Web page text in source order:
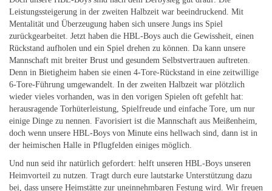
Leistungssteigerung in der zweiten Halbzeit war beeindruckend. Mit
Mentalität und Überzeugung haben sich unsere Jungs ins Spiel
zurückgearbeitet. Jetzt haben die HBL-Boys auch die Gewissheit, einen
Rückstand aufholen und ein Spiel drehen zu können. Da kann unsere
Mannschaft mit breiter Brust und gesundem Selbstvertrauen auftreten.
Denn in Bietigheim haben sie einen 4-Tore-Rückstand in eine zeitwillige
6-Tore-Führung umgewandelt. In der zweiten Halbzeit war plötzlich
wieder vieles vorhanden, was in den vorigen Spielen oft gefehlt hat:
herausragende Torhüterleistung, Spielfreude und einfache Tore, um nur
einige Dinge zu nennen. Favorisiert ist die Mannschaft aus Meißenheim,
doch wenn unsere HBL-Boys von Minute eins hellwach sind, dann ist in
der heimischen Halle in Pflugfelden einiges möglich.
Und nun seid ihr natürlich gefordert: helft unseren HBL-Boys unseren
Heimvorteil zu nutzen. Tragt durch eure lautstarke Unterstützung dazu
bei, dass unsere Heimstätte zur uneinnehmbaren Festung wird. Wir freuen